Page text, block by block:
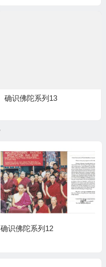
确识佛陀系列13
确识佛陀系列12